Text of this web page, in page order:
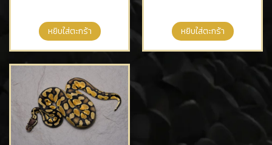
หยิบใส่ตะกร้า หยิบใส่ตะกร้า